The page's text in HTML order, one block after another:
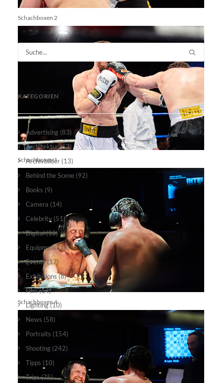
Schachboxen 2
Schachboxen 1
Schachboxen 4
KATEGORIEN
Advertising (83)
Architektur(63)
Archivbilder (13)
Behind the Scene (92)
Books (9)
Camera (14)
Celebrity (51)
Digital(10)
Equipment(16)
Events(17)
Exhibitions(8)
Film(14)
Lighting(10)
News (58)
Portraits (154)
Shooting (242)
Tipps (10)
Trips(75)